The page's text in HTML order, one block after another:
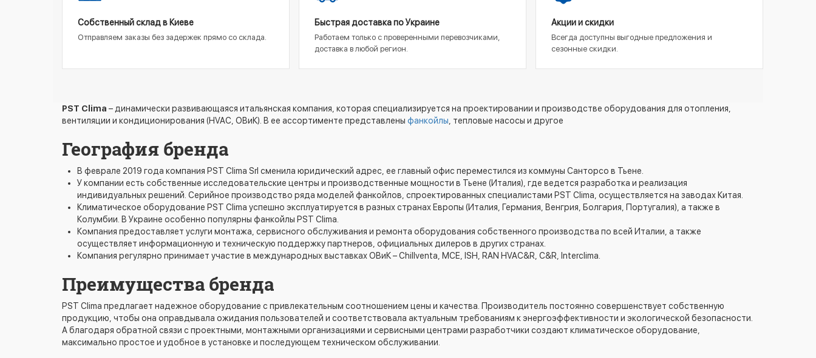
Собственный склад в Киеве
Отправляем заказы без задержек прямо со склада.
Быстрая доставка по Украине
Работаем только с проверенными перевозчиками,
доставка в любой регион.
Акции и скидки
Всегда доступны выгодные предложения и
сезонные скидки.
PST Clima – динамически развивающаяся итальянская компания, которая специализируется на проектировании и производстве оборудования для отопления,
вентиляции и кондиционирования (HVAC, ОВиК). В ее ассортименте представлены фанкойлы , тепловые насосы и другое
География бренда
В феврале 2019 года компания PST Clima Srl сменила юридический адрес, ее главный офис переместился из коммуны Санторсо в Тьене.
У компании есть собственные исследовательские центры и производственные мощности в Тьене (Италия), где ведется разработка и реализация
индивидуальных решений. Серийное производство ряда моделей фанкойлов, спроектированных специалистами PST Clima, осуществляется на заводах Китая.
Климатическое оборудование PST Clima успешно эксплуатируется в разных странах Европы (Италия, Германия, Венгрия, Болгария, Португалия), а также в
Колумбии. В Украине особенно популярны фанкойлы PST Clima.
Компания предоставляет услуги монтажа, сервисного обслуживания и ремонта оборудования собственного производства по всей Италии, а также
осуществляет информационную и техническую поддержку партнеров, официальных дилеров в других странах.
Компания регулярно принимает участие в международных выставках ОВиК – Chillventa, MCE, ISH, RAN HVAC&R, C&R, Interclima.
Преимущества бренда
PST Clima предлагает надежное оборудование с привлекательным соотношением цены и качества. Производитель постоянно совершенствует собственную
продукцию, чтобы она оправдывала ожидания пользователей и соответствовала актуальным требованиям к энергоэффективности и экологической безопасности.
А благодаря обратной связи с проектными, монтажными организациями и сервисными центрами разработчики создают климатическое оборудование,
максимально простое и удобное в установке и последующем техническом обслуживании.